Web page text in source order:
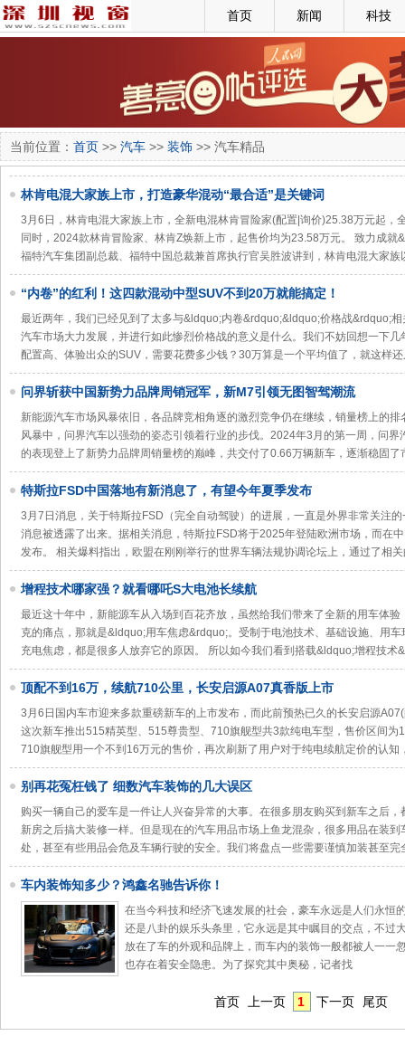
首页 新闻 科技
当前位置： 首页 >> 汽车 >> 装饰 >> 汽车精品
林肯电混大家族上市，打造豪华混动“最合适”是关键词
3月6日，林肯电混大家族上市，全新电混林肯冒险家(配置|询价)25.38万元起，
同时，2024款林肯冒险家、林肯Z焕新上市，起售价均为23.58万元。 致力成
福特汽车集团副总裁、福特中国总裁兼首席执行官吴胜波讲到，林肯电混大家族
“内卷”的红利！这四款混动中型SUV不到20万就能搞定！
最近两年，我们已经见到了太多与&ldquo;内卷&rdquo;&ldquo;价格战&rdquo;
汽车市场大力发展，并进行如此惨烈价格战的意义是什么。我们不妨回想一下
配置高、体验出众的SUV，需要花费多少钱？30万算是一个平均值了，就这样
问界斩获中国新势力品牌周销冠军，新M7引领无图智驾潮流
新能源汽车市场风暴依旧，各品牌竞相角逐的激烈竞争仍在继续，销量榜上的
风暴中，问界汽车以强劲的姿态引领着行业的步伐。2024年3月的第一周，问
的表现登上了新势力品牌周销量榜的巅峰，共交付了0.66万辆新车，逐渐稳固了
特斯拉FSD中国落地有新消息了，有望今年夏季发布
3月7日消息，关于特斯拉FSD（完全自动驾驶）的进展，一直是外界非常关注
消息被透露了出来。据相关消息，特斯拉FSD将于2025年登陆欧洲市场，而在
发布。 相关爆料指出，欧盟在刚刚举行的世界车辆法规协调论坛上，通过了相
增程技术哪家强？就看哪吒S大电池长续航
最近这十年中，新能源车从入场到百花齐放，虽然给我们带来了全新的用车体
克的痛点，那就是&ldquo;用车焦虑&rdquo;。受制于电池技术、基础设施、用
充电焦虑，都是很多人放弃它的原因。 所以如今我们看到搭载&ldquo;增程技术
顶配不到16万，续航710公里，长安启源A07真香版上市
3月6日国内车市迎来多款重磅新车的上市发布，而此前预热已久的长安启源
这次新车推出515精英型、515尊贵型、710旗舰型共3款纯电车型，售价区间为
710旗舰型用一个不到16万元的售价，再次刷新了用户对于纯电续航定价的认知
别再花冤枉钱了 细数汽车装饰的几大误区
购买一辆自己的爱车是一件让人兴奋异常的大事。在很多朋友购买到新车之后
新房之后搞大装修一样。但是现在的汽车用品市场上鱼龙混杂，很多用品在装
处，甚至有些用品会危及车辆行驶的安全。我们将盘点一些需要谨慎加装甚至完
车内装饰知多少？鸿鑫名驰告诉你！
在当今科技和经济飞速发展的社会，豪车永远是人们永恒
还是八卦的娱乐头条里，它永远是其中瞩目的交点，不过
放在了车的外观和品牌上，而车内的装饰一般都被人一一
也存在着安全隐患。为了探究其中奥秘，记者找
首页 上一页 1 下一页 尾页